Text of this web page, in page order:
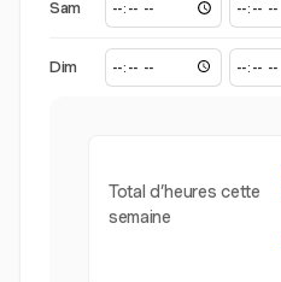
Sam
Dim
Total d’heures cette
semaine